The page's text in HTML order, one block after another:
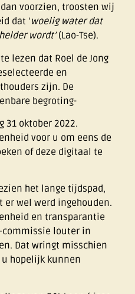
voorzien, troosten wij
dat ‘woelig water dat
wordt’(Lao-Tse).
lezen dat Roel de Jong
en
zijn. De
begroting-
31 oktober 2022.
voor u om eens de
of deze digitaal te
het lange tijdspad,
er wel werd ingehouden.
en transparantie
louter in
Dat wringt misschien
hopelijk kunnen